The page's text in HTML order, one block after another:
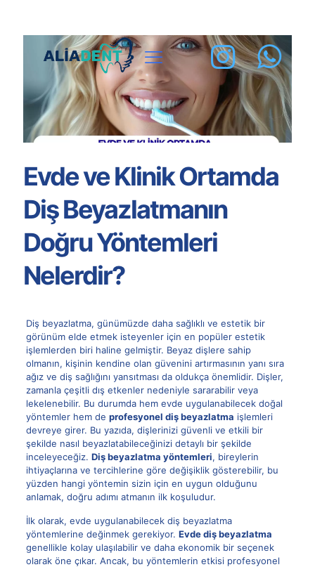
Evde ve Klinik Ortamda
Diş Beyazlatmanın
Doğru Yöntemleri
Nelerdir?
Diş beyazlatma, günümüzde daha sağlıklı ve estetik bir
görünüm elde etmek isteyenler için en popüler estetik
işlemlerden biri haline gelmiştir. Beyaz dişlere sahip
olmanın, kişinin kendine olan güvenini artırmasının yanı sıra
ağız ve diş sağlığını yansıtması da oldukça önemlidir. Dişler,
zamanla çeşitli dış etkenler nedeniyle sararabilir veya
lekelenebilir. Bu durumda hem evde uygulanabilecek doğal
yöntemler hem de profesyonel diş beyazlatma işlemleri
devreye girer. Bu yazıda, dişlerinizi güvenli ve etkili bir
şekilde nasıl beyazlatabileceğinizi detaylı bir şekilde
inceleyeceğiz. Diş beyazlatma yöntemleri, bireylerin
ihtiyaçlarına ve tercihlerine göre değişiklik gösterebilir, bu
yüzden hangi yöntemin sizin için en uygun olduğunu
anlamak, doğru adımı atmanın ilk koşuludur.
İlk olarak, evde uygulanabilecek diş beyazlatma
yöntemlerine değinmek gerekiyor. Evde diş beyazlatma
genellikle kolay ulaşılabilir ve daha ekonomik bir seçenek
olarak öne çıkar. Ancak, bu yöntemlerin etkisi profesyonel